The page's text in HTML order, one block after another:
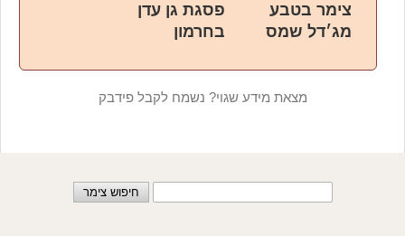
צימר בטבע
מג׳דל שמס
פסגת גן עדן
בחרמון
מצאת מידע שגוי? נשמח לקבל פידבק